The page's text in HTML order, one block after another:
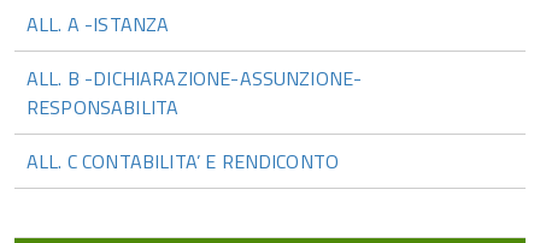
ALL. A -ISTANZA
ALL. B -DICHIARAZIONE-ASSUNZIONE-
RESPONSABILITA
ALL. C CONTABILITA’ E RENDICONTO